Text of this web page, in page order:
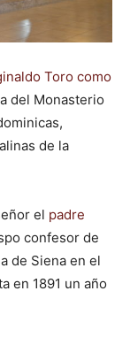
Toro como
del Monasterio
de la
el padre
confesor de
de Siena en el
en 1891 un año